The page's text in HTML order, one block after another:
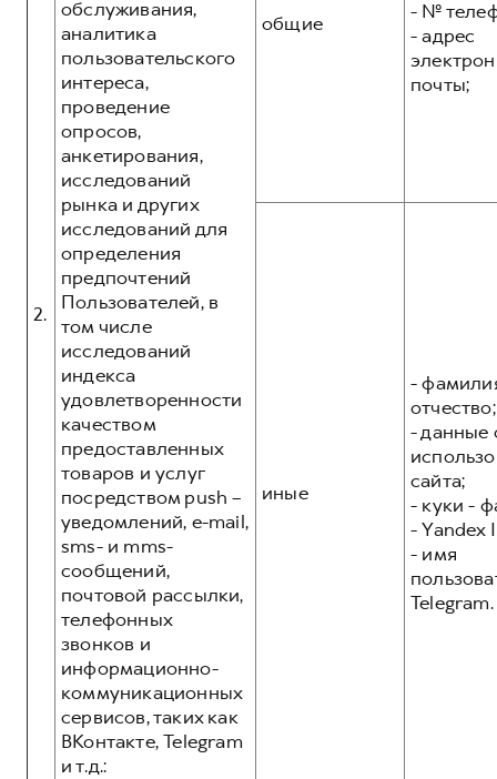
2.
обслуживания,
аналитика
пользовательского
интереса,
проведение
опросов,
анкетирования,
исследований
рынка и других
исследований для
определения
предпочтений
Пользователей, в
том числе
исследований
индекса
удовлетворенности
качеством
предоставленных
товаров и услуг
посредством push –
уведомлений, e-mail,
sms- и mms-
сообщений,
почтовой рассылки,
телефонных
звонков и
информационно-
коммуникационных
сервисов, таких как
ВКонтакте, Telegram
и т.д.:
общие
- №
- адрес
почты;
иные
-
отчество;
- данные
сайта;
- куки -
- Yandex
- имя
Telegram.